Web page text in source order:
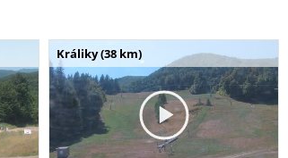
Králiky (38 km)